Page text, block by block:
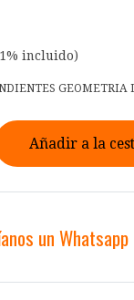
incluido)
GEOMETRIA
Añadir a la
un Whatsapp